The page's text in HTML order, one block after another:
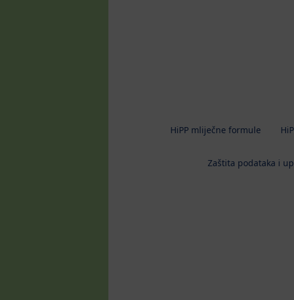
HiPP mliječne formule
Zaštita podataka i